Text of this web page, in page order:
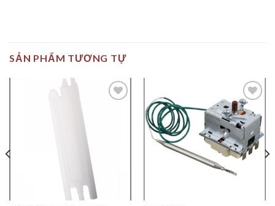
SẢN PHẨM TƯƠNG TỰ
Add to
wishlist